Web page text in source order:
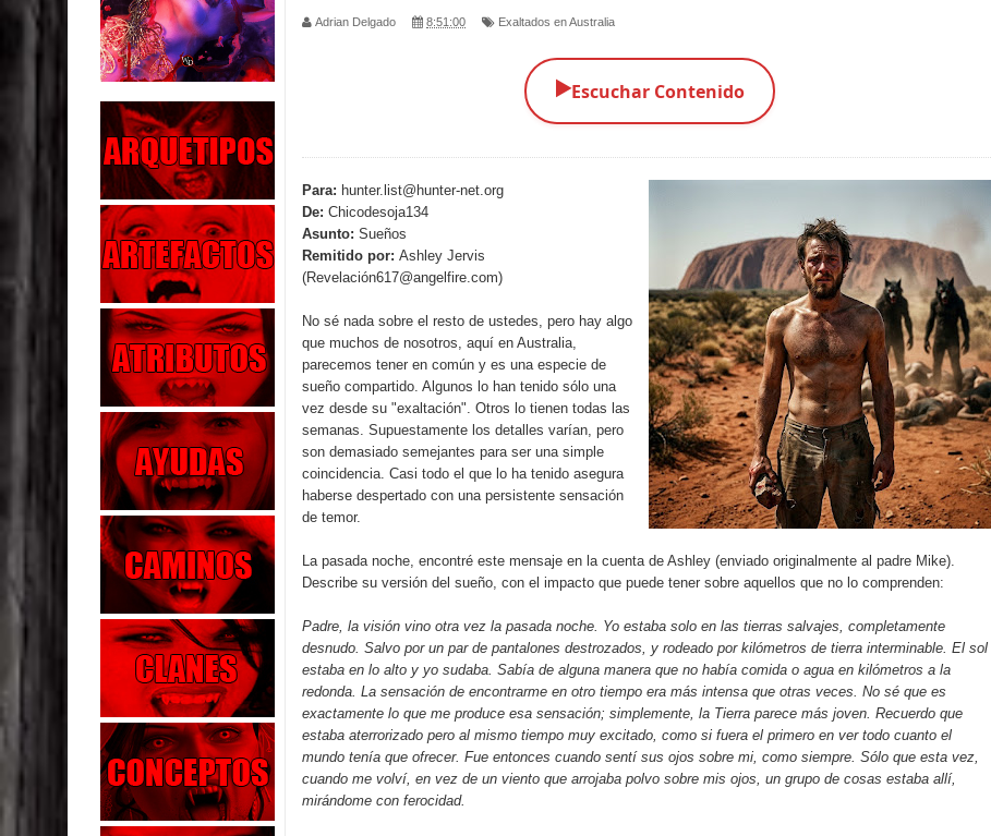
Parte 02: Vuelve el Hijo Prodigo
Parte 01: El Comienzo
Parte 01: El Enemigo Interior
Exaltados y Muertos Vivientes
Los Muertos se Levantan (Relato)
Los Monstruos más Buscados
Parte 09: Los Muertos Cuentan Cuentos
Parte 08: Ultratumba
Parte 07: Asuntos que Resolver
Adrian Delgado 8:51:00 Exaltados en Australia
▶️Escuchar Contenido
Para: hunter.list@hunter-net.org
De: Chicodesoja134
Asunto: Sueños
Remitido por: Ashley Jervis
(Revelación617@angelfire.com)
No sé nada sobre el resto de ustedes, pero hay algo
que muchos de nosotros, aquí en Australia,
parecemos tener en común y es una especie de
sueño compartido. Algunos lo han tenido sólo una
vez desde su "exaltación". Otros lo tienen todas las
semanas. Supuestamente los detalles varían, pero
son demasiado semejantes para ser una simple
coincidencia. Casi todo el que lo ha tenido asegura
haberse despertado con una persistente sensación
de temor.
La pasada noche, encontré este mensaje en la cuenta de Ashley (enviado originalmente al padre Mike).
Describe su versión del sueño, con el impacto que puede tener sobre aquellos que no lo comprenden:
Padre, la visión vino otra vez la pasada noche. Yo estaba solo en las tierras salvajes, completamente
desnudo. Salvo por un par de pantalones destrozados, y rodeado por kilómetros de tierra interminable. El sol
estaba en lo alto y yo sudaba. Sabía de alguna manera que no había comida o agua en kilómetros a la
redonda. La sensación de encontrarme en otro tiempo era más intensa que otras veces. No sé que es
exactamente lo que me produce esa sensación; simplemente, la Tierra parece más joven. Recuerdo que
estaba aterrorizado pero al mismo tiempo muy excitado, como si fuera el primero en ver todo cuanto el
mundo tenía que ofrecer. Fue entonces cuando sentí sus ojos sobre mi, como siempre. Sólo que esta vez,
cuando me volví, en vez de un viento que arrojaba polvo sobre mis ojos, un grupo de cosas estaba allí,
mirándome con ferocidad.